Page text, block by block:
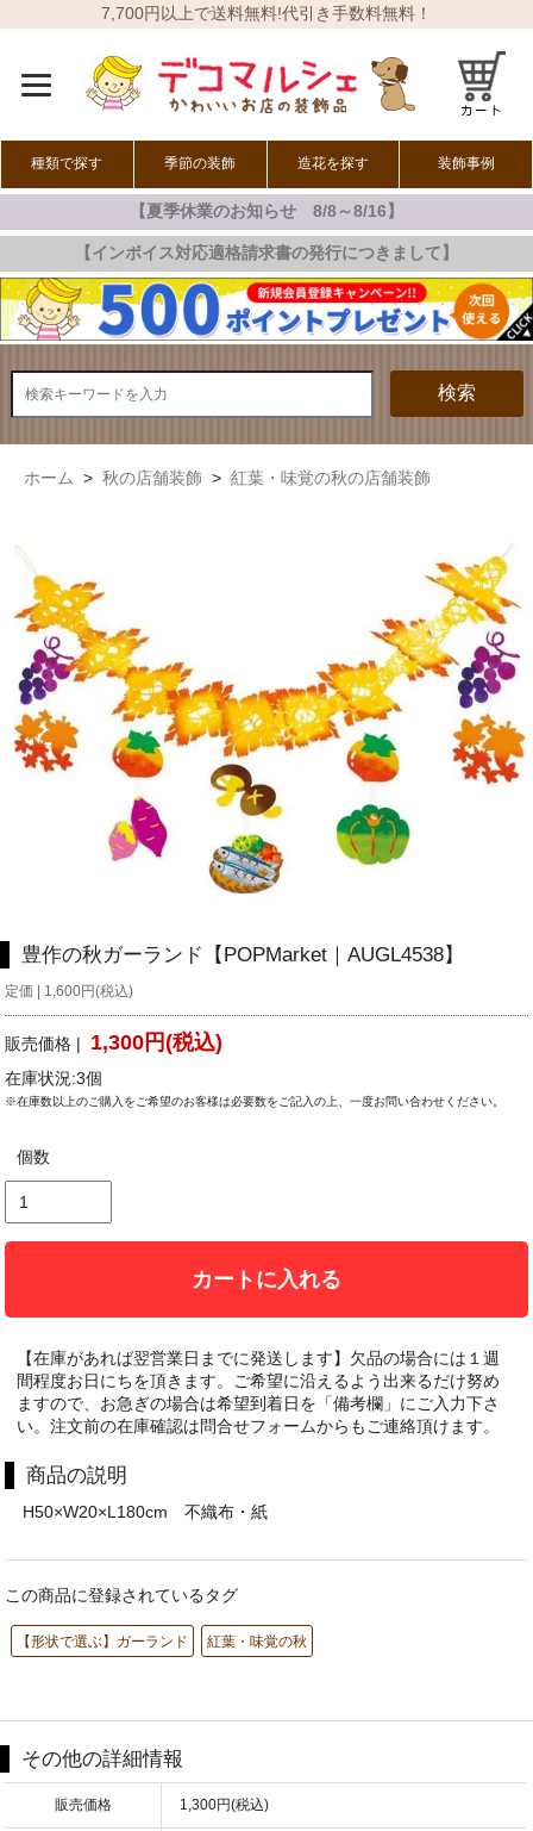
7,700円以上で送料無料!代引き手数料無料！
種類で探す 季節の装飾
春の装飾
夏の装飾
秋の装飾
冬の装飾
オールシーズン
造花を探す 装飾事例
【夏季休業のお知らせ 8/8～8/16】
【インボイス対応適格請求書の発行につきまして】
検索
ホーム > 秋の店舗装飾 > 紅葉・味覚の秋の店舗装飾
豊作の秋ガーランド【POPMarket｜AUGL4538】
定価 | 1,600円(税込)
販売価格 | 1,300円(税込)
在庫状況:3個
※在庫数以上のご購入をご希望のお客様は必要数をご記入の上、一度お問い合わせください。
個数
カートに入れる
【在庫があれば翌営業日までに発送します】欠品の場合には１週
間程度お日にちを頂きます。ご希望に沿えるよう出来るだけ努め
ますので、お急ぎの場合は希望到着日を「備考欄」にご入力下さ
い。注文前の在庫確認は問合せフォームからもご連絡頂けます。
商品の説明
H50×W20×L180cm 不織布・紙
この商品に登録されているタグ
【形状で選ぶ】ガーランド 紅葉・味覚の秋
その他の詳細情報
販売価格 1,300円(税込)